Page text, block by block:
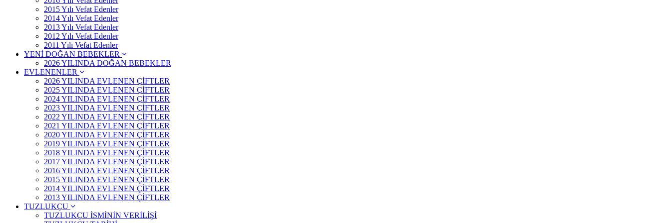
2015 Yılı Vefat Edenler
2014 Yılı Vefat Edenler
2013 Yılı Vefat Edenler
2012 Yılı Vefat Edenler
2011 Yılı Vefat Edenler
YENİ DOĞAN BEBEKLER
2026 YILINDA DOĞAN BEBEKLER
EVLENENLER
2026 YILINDA EVLENEN ÇİFTLER
2025 YILINDA EVLENEN ÇİFTLER
2024 YILINDA EVLENEN ÇİFTLER
2023 YILINDA EVLENEN ÇİFTLER
2022 YILINDA EVLENEN ÇİFTLER
2021 YILINDA EVLENEN ÇİFTLER
2020 YILINDA EVLENEN ÇİFTLER
2019 YILINDA EVLENEN ÇİFTLER
2018 YILINDA EVLENEN ÇİFTLER
2017 YILINDA EVLENEN ÇİFTLER
2016 YILINDA EVLENEN ÇİFTLER
2015 YILINDA EVLENEN ÇİFTLER
2014 YILINDA EVLENEN ÇİFTLER
2013 YILINDA EVLENEN ÇİFTLER
TUZLUKÇU
TUZLUKÇU İSMİNİN VERİLİŞİ